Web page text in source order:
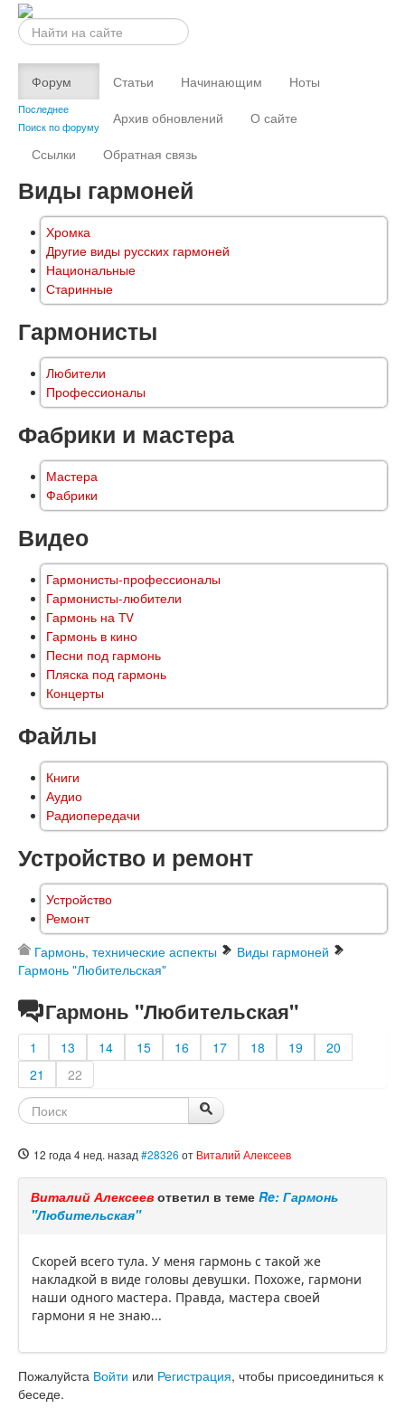
Искать...
Форум
Последнее
Поиск по форуму
Статьи Начинающим
Ноты
Архив обновлений
О сайте
Ссылки
Обратная связь
Виды гармоней
Хромка
Другие виды русских гармоней
Национальные
Старинные
Гармонисты
Любители
Профессионалы
Фабрики и мастера
Мастера
Фабрики
Видео
Гармонисты-профессионалы
Гармонисты-любители
Гармонь на TV
Гармонь в кино
Песни под гармонь
Пляска под гармонь
Концерты
Файлы
Книги
Аудио
Радиопередачи
Устройство и ремонт
Устройство
Ремонт
Гармонь, технические аспекты
Виды гармоней
Гармонь "Любительская"
Гармонь "Любительская"
1 13 14 15 16 17 18 19
20
21
22
12 года 4 нед. назад #28326 от Виталий Алексеев
Виталий Алексеев ответил в теме Re: Гармонь
"Любительская"
Скорей всего тула. У меня гармонь с такой же
накладкой в виде головы девушки. Похоже, гармони
наши одного мастера. Правда, мастера своей
гармони я не знаю...
Пожалуйста Войти или Регистрация, чтобы присоединиться к
беседе.